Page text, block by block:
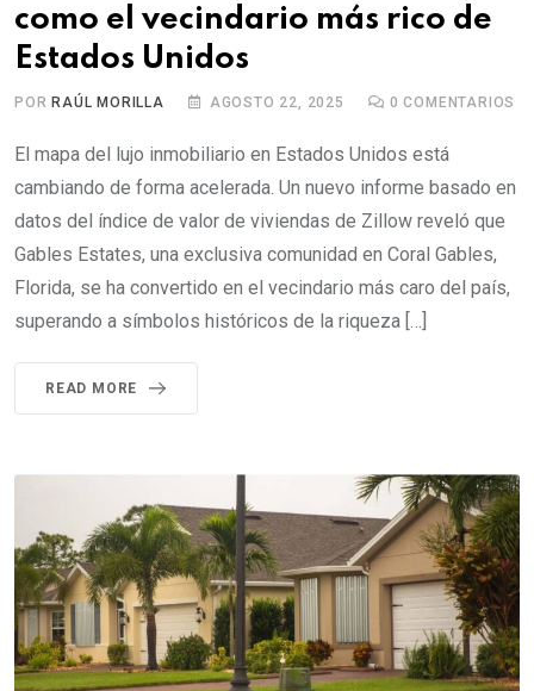
como el vecindario más rico de
Estados Unidos
POR RAÚL MORILLA AGOSTO 22, 2025 0 COMENTARIOS
El mapa del lujo inmobiliario en Estados Unidos está
cambiando de forma acelerada. Un nuevo informe basado en
datos del índice de valor de viviendas de Zillow reveló que
Gables Estates, una exclusiva comunidad en Coral Gables,
Florida, se ha convertido en el vecindario más caro del país,
superando a símbolos históricos de la riqueza […]
READ MORE